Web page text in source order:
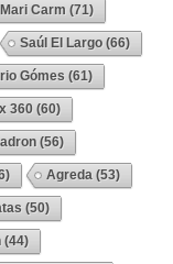
Mari Carm (71)
Saúl El Largo (66)
Gómes (61)
360 (60)
(56)
Agreda (53)
(50)
(44)